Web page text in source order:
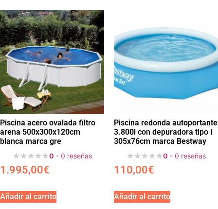
Piscina acero ovalada filtro
arena 500x300x120cm
blanca marca gre
0 - 0 reseñas
1.995,00€
Añadir al carrito
Piscina redonda autoportante
3.800l con depuradora tipo I
305x76cm marca Bestway
0 - 0 reseñas
110,00€
Añadir al carrito